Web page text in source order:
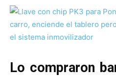
Lo compraron